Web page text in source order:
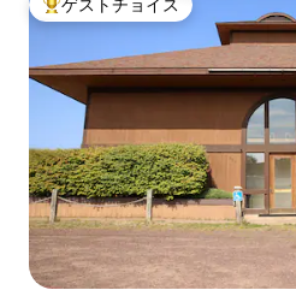
大好評のゲストチョイスです。
ゲストチョイス